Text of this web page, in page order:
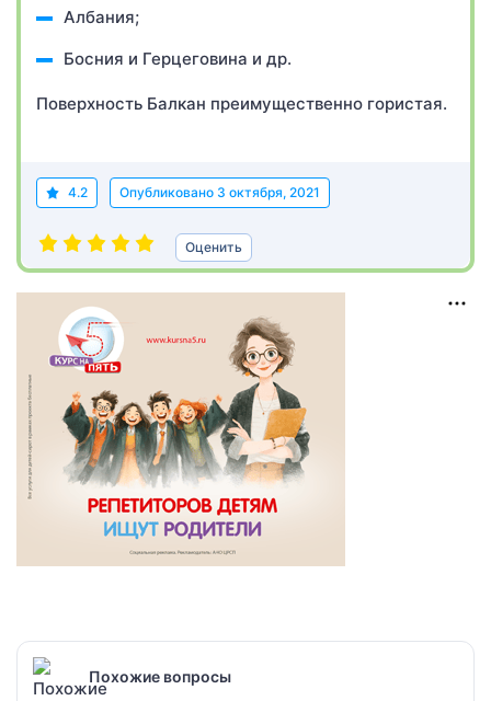
Албания;
Босния и Герцеговина и др.
Поверхность Балкан преимущественно гористая.
4.2 Опубликовано 3 октября, 2021
Оценить
Похожие вопросы